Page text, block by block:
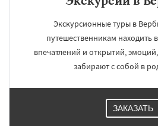
Правдинский Решетниково
Свердловск
Софрино
Томилино Тучково Уваровка
Фосфоритный Фряново
Хорлово
Черкизово Черусти Шаховская
Экскурсионные туры в
путешественникам находить
впечатлений и открытий,
забирают с собой в
ЗАКАЗАТЬ